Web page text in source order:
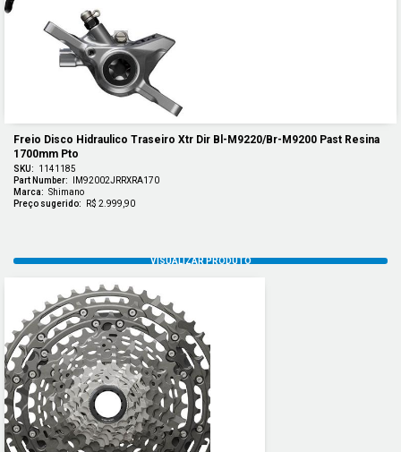
Freio Disco Hidraulico Traseiro Xtr Dir Bl-M9220/br-M9200 Past Resina
1700mm Pto
SKU:
1141185
Part Number:
IM92002JRRXRA170
Marca: Shimano
Preço sugerido:
R$ 2.999,90